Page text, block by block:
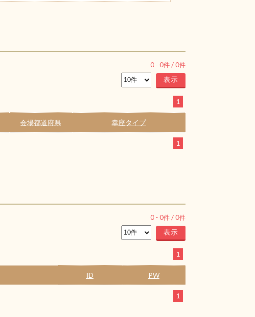
0 - 0件 /0件
1
会場都道府県 幸座タイプ
1
0 - 0件 /0件
1
ID PW
1